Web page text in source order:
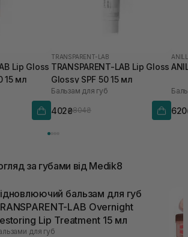
Lip Gloss
15 мл
TRANSPARENT-LAB
TRANSPARENT-LAB Lip Gloss
Glossy SPF 50 15 мл
Бальзам для губ
402₴804₴
за губами від Medik8
бальзам для губ
LAB Overnight
Lip Treatment 15 мл
для губ